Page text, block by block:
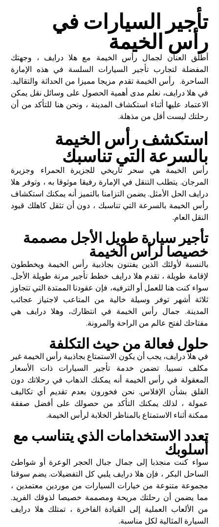
تأجير السيارات في
رأس الخيمة
أطلق العنان لجمال رأس الخيمة مع هلا درايف ، وجهتك
المفضلة لتجارب تأجير السيارات السلسة في هذه الإمارة
الساحرة. رأس الخيمة تقدم مزيجا مميزا من الحداثة والتقاليد.
في هلا درايف، نعلم مدى أهمية الحصول على وسائل نقل يمكن
الاعتماد عليها أثناء استكشاف المدينة ، ونحن هنا للتأكد من أن
رحلتك ليست أقل من مذهلة.
استكشف رأس الخيمة
بالسرعة التي تناسبك
رأس الخيمة هي سحر تاريخي للجزيرة الحمراء وجزيرة
المرجان. يتطلب التنقل في الإمارة رفيقا موثوقا به ، وتوفر هلا
درايف الحل الأمثل. يضمن التزامنا بالتميز أنه يمكنك استكشاف
رأس الخيمة بالسرعة التي تناسبك ، دون أن تثقل كاهلك قيود
النقل العام.
تأجير سيارة طويل الأجل مصممة
خصيصا لرأس الخيمة
بالنسبة لأولئك الذين يفتنون بجاذبية رأس الخيمة ويخططون
لإقامة طويلة ، تقدم هلا درايف خطط تأجير مرنة طويلة الأجل.
سواء كنت هنا للعمل أو الترفيه، فإن عقودنا الممتدة التي تتجاوز
ثلاثة أشهر توفر وسيلة خالية من المتاعب لاجتياز عجائب
المدينة. جمال رأس الخيمة في انتظارك، وهلا درايف هي
مفتاحك لفتح عالم من الراحة والمرونة.
حلول فعالة من حيث التكلفة
في هلا درايف، يجب أن يكون الاستمتاع بجاذبية رأس الخيمة غير
مكلف نسبيا. تضمن خدمة تأجير السيارات ذات الأسعار
المعقولة في رأس الخيمة أنه يمكنك الذهاب في رحلاتك دون
القلق بشأن الإفلاس. نحن فخورون بعدم تقديم أي تكاليف
عمولة ، لذلك يمكنك التأكد من حصولك على أفضل صفقة
ممكنة أثناء الاستمتاع بالمناظر الخلابة لرأس الخيمة.
تعدد الاستخدامات الذي يتناسب مع
أسلوبك
سواء كنت منجذبا إلى جمال جبال الحجر الوعرة أو شواطئ
الساحل البكر ، فإن هلا درايف يلبي كل التفضيلات. يضم سوقنا
مجموعة متنوعة من خيارات السيارات من موردين معتمدين ،
مما يضمن أن رحلتك مريحة ومصممة خصيصا لذوقك الفريد.
من الألعاب العملية إلى القيادة الفاخرة ، تمتلك هلا درايف
السيارة المثالية لكل مناسبة.